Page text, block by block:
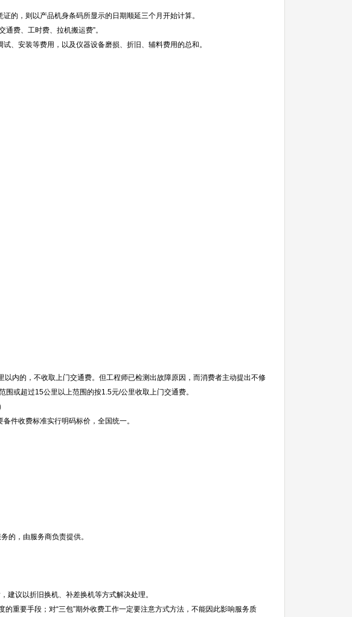
的，则以产品机身条码所显示的日期顺延三个月开始计算。
费、工时费、拉机搬运费”。
、安装等费用，以及仪器设备磨损、折旧、辅料费用的总和。
内的，不收取上门交通费。但工程师已检测出故障原因，而消费者主动提出不修
或超过15公里以上范围的按1.5元/公里收取上门交通费。
件收费标准实行明码标价，全国统一。
的，由服务商负责提供。
建议以折旧换机、补差换机等方式解决处理。
重要手段；对“三包”期外收费工作一定要注意方式方法，不能因此影响服务质